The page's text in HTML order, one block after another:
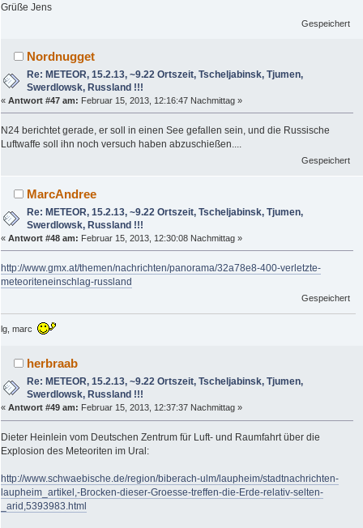
Grüße Jens
Gespeichert
Nordnugget
Re: METEOR, 15.2.13, ~9.22 Ortszeit, Tscheljabinsk, Tjumen,
Swerdlowsk, Russland !!!
« Antwort #47 am: Februar 15, 2013, 12:16:47 Nachmittag »
N24 berichtet gerade, er soll in einen See gefallen sein, und die Russische
Luftwaffe soll ihn noch versuch haben abzuschießen....
Gespeichert
MarcAndree
Re: METEOR, 15.2.13, ~9.22 Ortszeit, Tscheljabinsk, Tjumen,
Swerdlowsk, Russland !!!
« Antwort #48 am: Februar 15, 2013, 12:30:08 Nachmittag »
http://www.gmx.at/themen/nachrichten/panorama/32a78e8-400-verletzte-
meteoriteneinschlag-russland
Gespeichert
lg, marc
herbraab
Re: METEOR, 15.2.13, ~9.22 Ortszeit, Tscheljabinsk, Tjumen,
Swerdlowsk, Russland !!!
« Antwort #49 am: Februar 15, 2013, 12:37:37 Nachmittag »
Dieter Heinlein vom Deutschen Zentrum für Luft- und Raumfahrt über die
Explosion des Meteoriten im Ural:
http://www.schwaebische.de/region/biberach-ulm/laupheim/stadtnachrichten-
laupheim_artikel,-Brocken-dieser-Groesse-treffen-die-Erde-relativ-selten-
_arid,5393983.html